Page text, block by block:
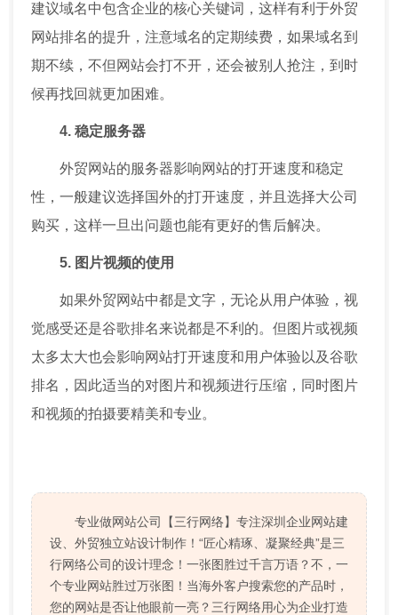
建议域名中包含企业的核心关键词，这样有利于外贸
网站排名的提升，注意域名的定期续费，如果域名到
期不续，不但网站会打不开，还会被别人抢注，到时
候再找回就更加困难。
4. 稳定服务器
外贸网站的服务器影响网站的打开速度和稳定
性，一般建议选择国外的打开速度，并且选择大公司
购买，这样一旦出问题也能有更好的售后解决。
5. 图片视频的使用
如果外贸网站中都是文字，无论从用户体验，视
觉感受还是谷歌排名来说都是不利的。但图片或视频
太多太大也会影响网站打开速度和用户体验以及谷歌
排名，因此适当的对图片和视频进行压缩，同时图片
和视频的拍摄要精美和专业。
专业做网站公司【三行网络】专注深圳企业网站建
设、外贸独立站设计制作！“匠心精琢、凝聚经典”是三
行网络公司的设计理念！一张图胜过千言万语？不，一
个专业网站胜过万张图！当海外客户搜索您的产品时，
您的网站是否让他眼前一亮？三行网络用心为企业打造